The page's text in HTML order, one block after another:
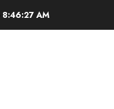
8:46:27 AM